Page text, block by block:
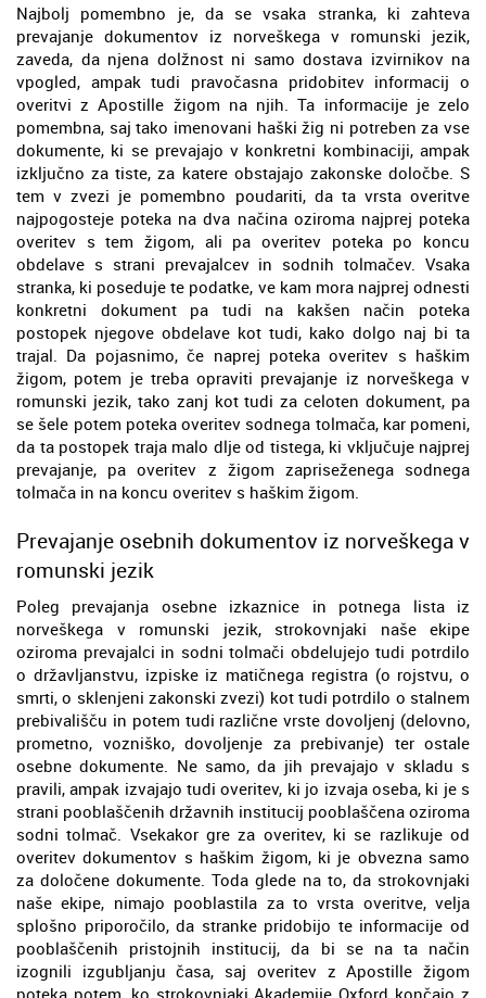
Najbolj pomembno je, da se vsaka stranka, ki zahteva
prevajanje dokumentov iz norveškega v romunski jezik,
zaveda, da njena dolžnost ni samo dostava izvirnikov na
vpogled, ampak tudi pravočasna pridobitev informacij o
overitvi z Apostille žigom na njih. Ta informacije je zelo
pomembna, saj tako imenovani haški žig ni potreben za vse
dokumente, ki se prevajajo v konkretni kombinaciji, ampak
izključno za tiste, za katere obstajajo zakonske določbe. S
tem v zvezi je pomembno poudariti, da ta vrsta overitve
najpogosteje poteka na dva načina oziroma najprej poteka
overitev s tem žigom, ali pa overitev poteka po koncu
obdelave s strani prevajalcev in sodnih tolmačev. Vsaka
stranka, ki poseduje te podatke, ve kam mora najprej odnesti
konkretni dokument pa tudi na kakšen način poteka
postopek njegove obdelave kot tudi, kako dolgo naj bi ta
trajal. Da pojasnimo, če naprej poteka overitev s haškim
žigom, potem je treba opraviti prevajanje iz norveškega v
romunski jezik, tako zanj kot tudi za celoten dokument, pa
se šele potem poteka overitev sodnega tolmača, kar pomeni,
da ta postopek traja malo dlje od tistega, ki vključuje najprej
prevajanje, pa overitev z žigom zapriseženega sodnega
tolmača in na koncu overitev s haškim žigom.
Prevajanje osebnih dokumentov iz norveškega v
romunski jezik
Poleg prevajanja osebne izkaznice in potnega lista iz
norveškega v romunski jezik, strokovnjaki naše ekipe
oziroma prevajalci in sodni tolmači obdelujejo tudi potrdilo
o državljanstvu, izpiske iz matičnega registra (o rojstvu, o
smrti, o sklenjeni zakonski zvezi) kot tudi potrdilo o stalnem
prebivališču in potem tudi različne vrste dovoljenj (delovno,
prometno, vozniško, dovoljenje za prebivanje) ter ostale
osebne dokumente. Ne samo, da jih prevajajo v skladu s
pravili, ampak izvajajo tudi overitev, ki jo izvaja oseba, ki je s
strani pooblaščenih državnih institucij pooblaščena oziroma
sodni tolmač. Vsekakor gre za overitev, ki se razlikuje od
overitev dokumentov s haškim žigom, ki je obvezna samo
za določene dokumente. Toda glede na to, da strokovnjaki
naše ekipe, nimajo pooblastila za to vrsta overitve, velja
splošno priporočilo, da stranke pridobijo te informacije od
pooblaščenih pristojnih institucij, da bi se na ta način
izognili izgubljanju časa, saj overitev z Apostille žigom
poteka potem, ko strokovnjaki Akademije Oxford končajo z